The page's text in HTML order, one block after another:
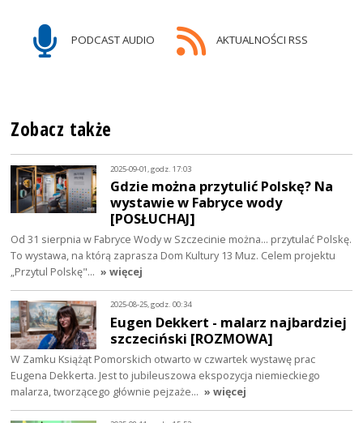
PODCAST AUDIO AKTUALNOŚCI RSS
Zobacz także
2025-09-01, godz. 17:03
Gdzie można przytulić Polskę? Na
wystawie w Fabryce wody
[POSŁUCHAJ]
Od 31 sierpnia w Fabryce Wody w Szczecinie można... przytulać Polskę.
To wystawa, na którą zaprasza Dom Kultury 13 Muz. Celem projektu
„Przytul Polskę"… » więcej
2025-08-25, godz. 00:34
Eugen Dekkert - malarz najbardziej
szczeciński [ROZMOWA]
W Zamku Książąt Pomorskich otwarto w czwartek wystawę prac
Eugena Dekkerta. Jest to jubileuszowa ekspozycja niemieckiego
malarza, tworzącego głównie pejzaże… » więcej